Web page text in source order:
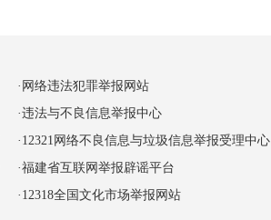
·网络违法犯罪举报网站
·违法与不良信息举报中心
·12321网络不良信息与垃圾信息举报受理中心
·福建省互联网举报辟谣平台
·12318全国文化市场举报网站